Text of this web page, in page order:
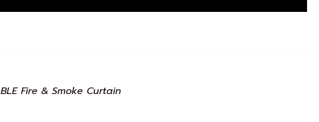
BLE Fire & Smoke Curtain